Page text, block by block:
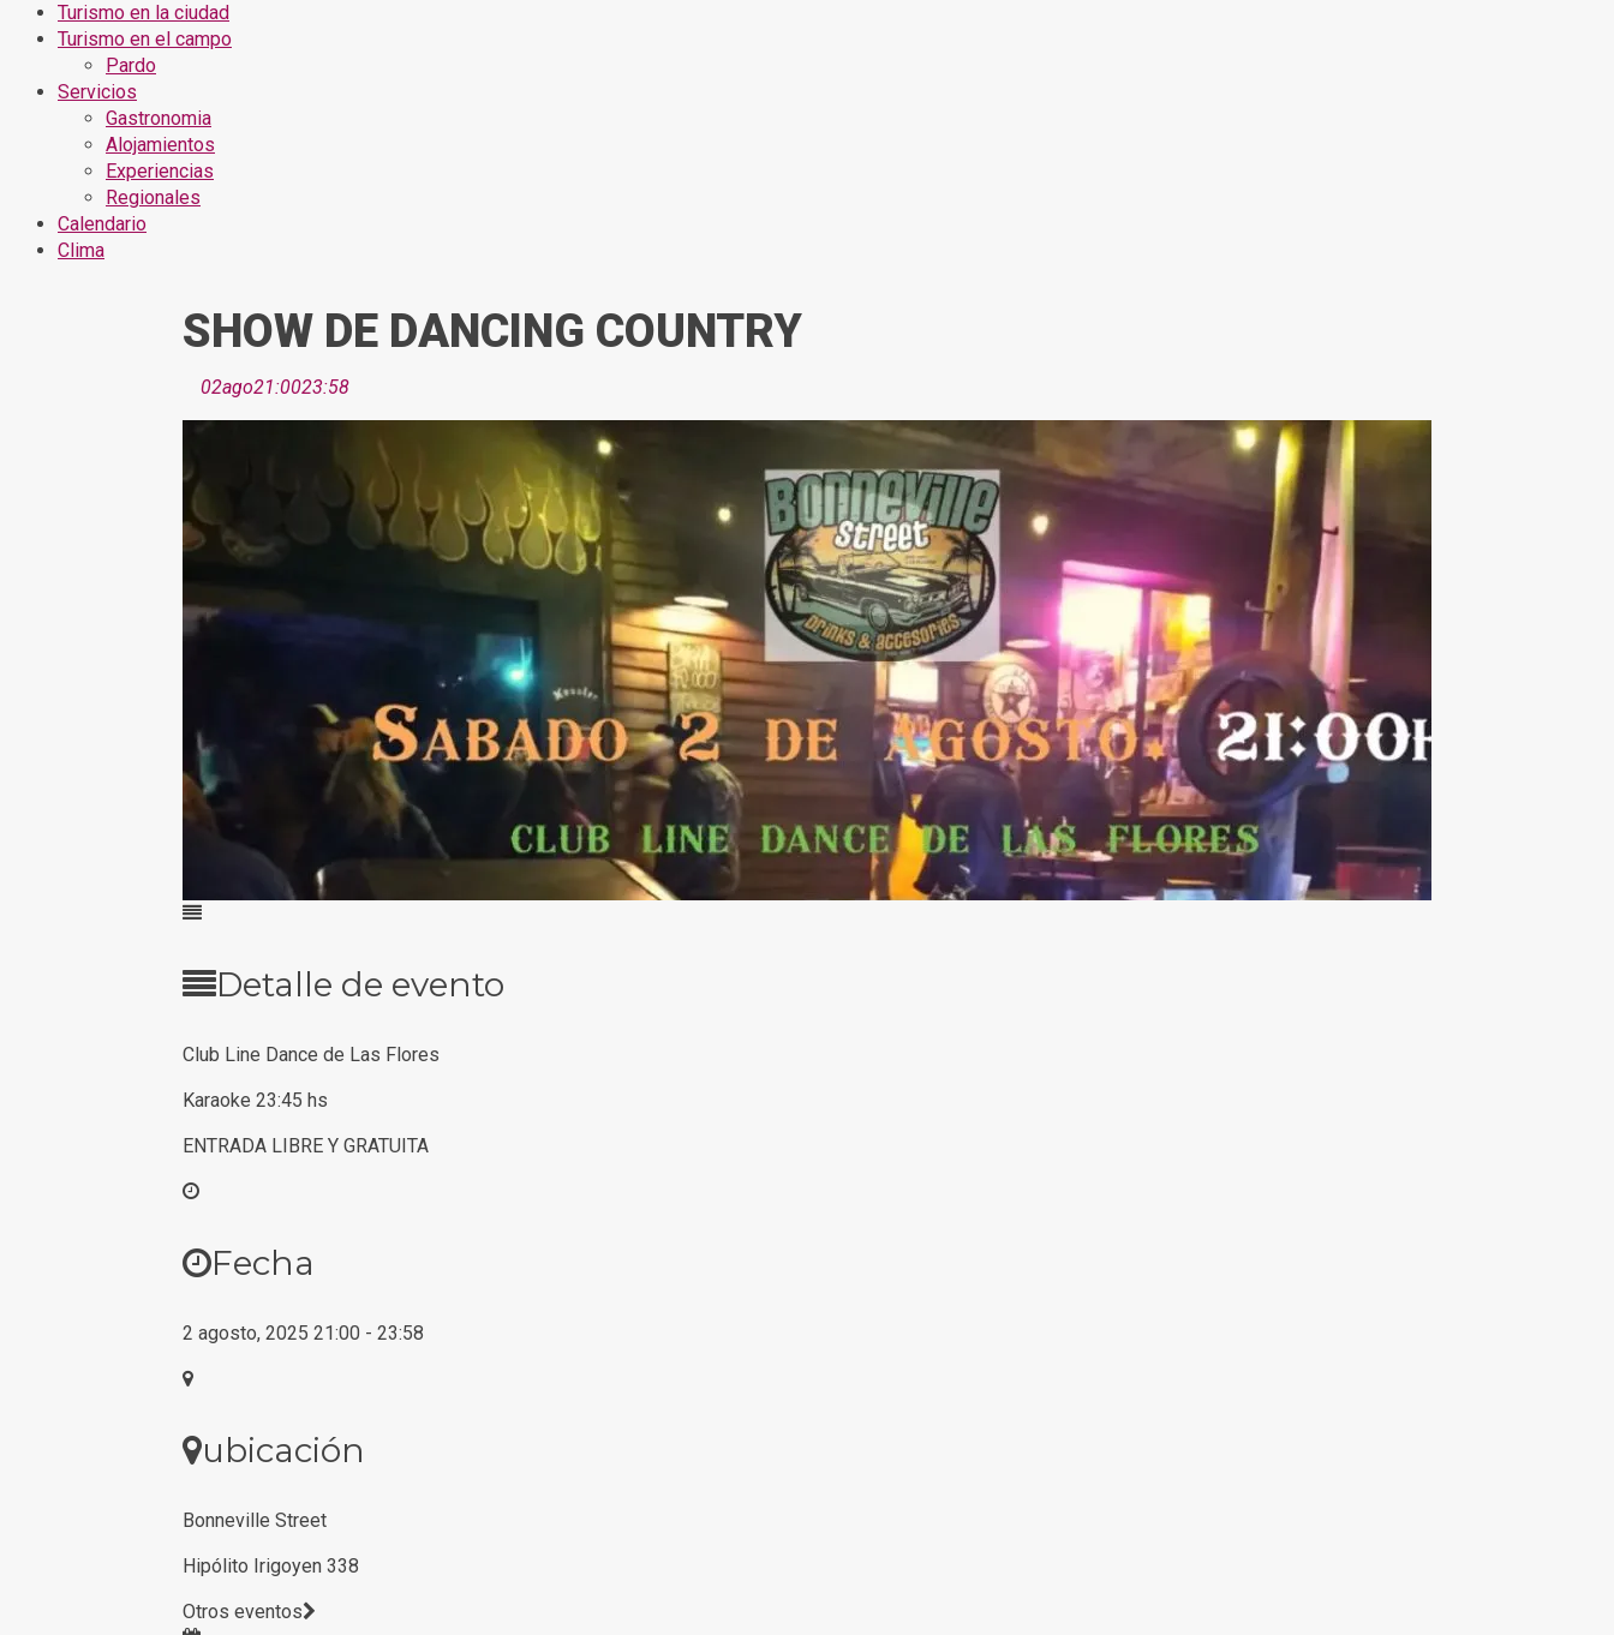
Turismo en la ciudad
Turismo en el campo
Pardo
Servicios
Gastronomia
Alojamientos
Experiencias
Regionales
Calendario
Clima
SHOW DE DANCING COUNTRY
02ago21:0023:58
Detalle de evento
Club Line Dance de Las Flores
Karaoke 23:45 hs
ENTRADA LIBRE Y GRATUITA
Fecha
2 agosto, 2025 21:00 - 23:58
ubicación
Bonneville Street
Hipólito Irigoyen 338
Otros eventos